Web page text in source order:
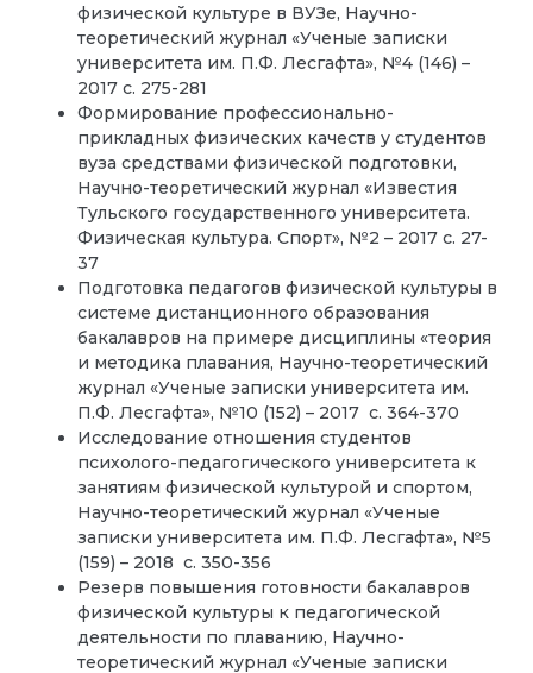
физической культуре в ВУЗе, Научно-
теоретический журнал «Ученые записки
университета им. П.Ф. Лесгафта», №4 (146) –
2017 с. 275-281
Формирование профессионально-
прикладных физических качеств у студентов
вуза средствами физической подготовки,
Научно-теоретический журнал «Известия
Тульского государственного университета.
Физическая культура. Спорт», №2 – 2017 с. 27-
37
Подготовка педагогов физической культуры в
системе дистанционного образования
бакалавров на примере дисциплины «теория
и методика плавания, Научно-теоретический
журнал «Ученые записки университета им.
П.Ф. Лесгафта», №10 (152) – 2017 с. 364-370
Исследование отношения студентов
психолого-педагогического университета к
занятиям физической культурой и спортом,
Научно-теоретический журнал «Ученые
записки университета им. П.Ф. Лесгафта», №5
(159) – 2018 с. 350-356
Резерв повышения готовности бакалавров
физической культуры к педагогической
деятельности по плаванию, Научно-
теоретический журнал «Ученые записки